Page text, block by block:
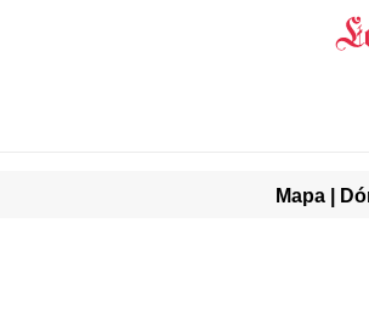
Mapa |